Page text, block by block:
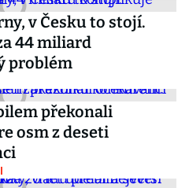
v Česku to stojí.
44 miliard
problém
překonali
osm z deseti